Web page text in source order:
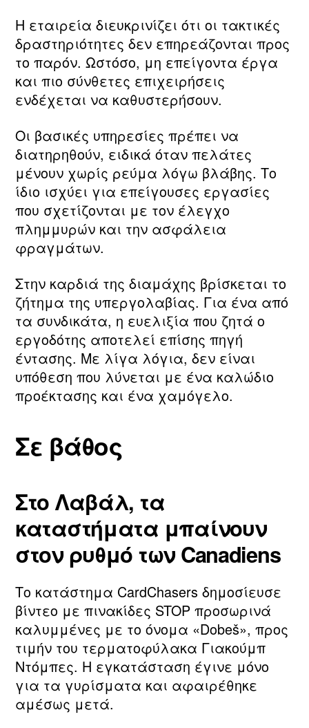
Η εταιρεία διευκρινίζει ότι οι τακτικές
δραστηριότητες δεν επηρεάζονται προς
το παρόν. Ωστόσο, μη επείγοντα έργα
και πιο σύνθετες επιχειρήσεις
ενδέχεται να καθυστερήσουν.
Οι βασικές υπηρεσίες πρέπει να
διατηρηθούν, ειδικά όταν πελάτες
μένουν χωρίς ρεύμα λόγω βλάβης. Το
ίδιο ισχύει για επείγουσες εργασίες
που σχετίζονται με τον έλεγχο
πλημμυρών και την ασφάλεια
φραγμάτων.
Στην καρδιά της διαμάχης βρίσκεται το
ζήτημα της υπεργολαβίας. Για ένα από
τα συνδικάτα, η ευελιξία που ζητά ο
εργοδότης αποτελεί επίσης πηγή
έντασης. Με λίγα λόγια, δεν είναι
υπόθεση που λύνεται με ένα καλώδιο
προέκτασης και ένα χαμόγελο.
Σε βάθος
Στο Λαβάλ, τα
καταστήματα μπαίνουν
στον ρυθμό των Canadiens
Το κατάστημα CardChasers δημοσίευσε
βίντεο με πινακίδες STOP προσωρινά
καλυμμένες με το όνομα «Dobeš», προς
τιμήν του τερματοφύλακα Γιακούμπ
Ντόμπες. Η εγκατάσταση έγινε μόνο
για τα γυρίσματα και αφαιρέθηκε
αμέσως μετά.